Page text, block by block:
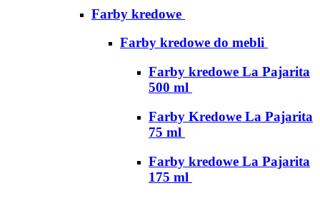
Farby kredowe
Farby kredowe do mebli
Farby kredowe La Pajarita
500 ml
Farby Kredowe La Pajarita
75 ml
Farby kredowe La Pajarita
175 ml